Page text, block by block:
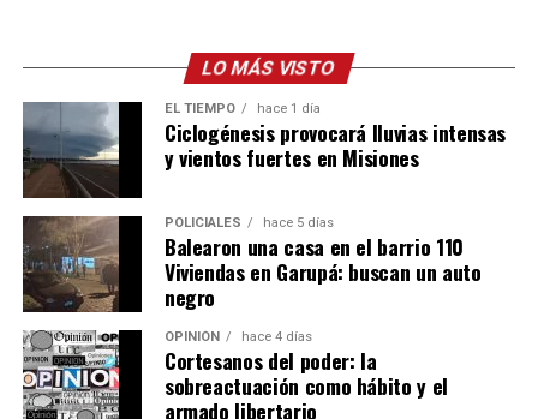
de cada empleador mediante un cruce con ARCA.
Capacitaciones para mejorar la
empleabilidad
capacitación gratuita para fortalecer los perfiles
laborales.
“Las consideramos como la principal herramienta que le
podemos facilitar a los chicos que están en el proceso de
búsqueda laboral”, sostuvo Abrazian.
Una publicación compartida por Muni Posadas (@muniposadas)
LO MÁS VISTO
EL TIEMPO hace 1 día
Ciclogénesis provocará lluvias intensas
y vientos fuertes en Misiones
POLICIALES hace 5 días
Balearon una casa en el barrio 110
Viviendas en Garupá: buscan un auto
negro
OPINIÓN hace 4 días
Cortesanos del poder: la
sobreactuación como hábito y el
armado libertario